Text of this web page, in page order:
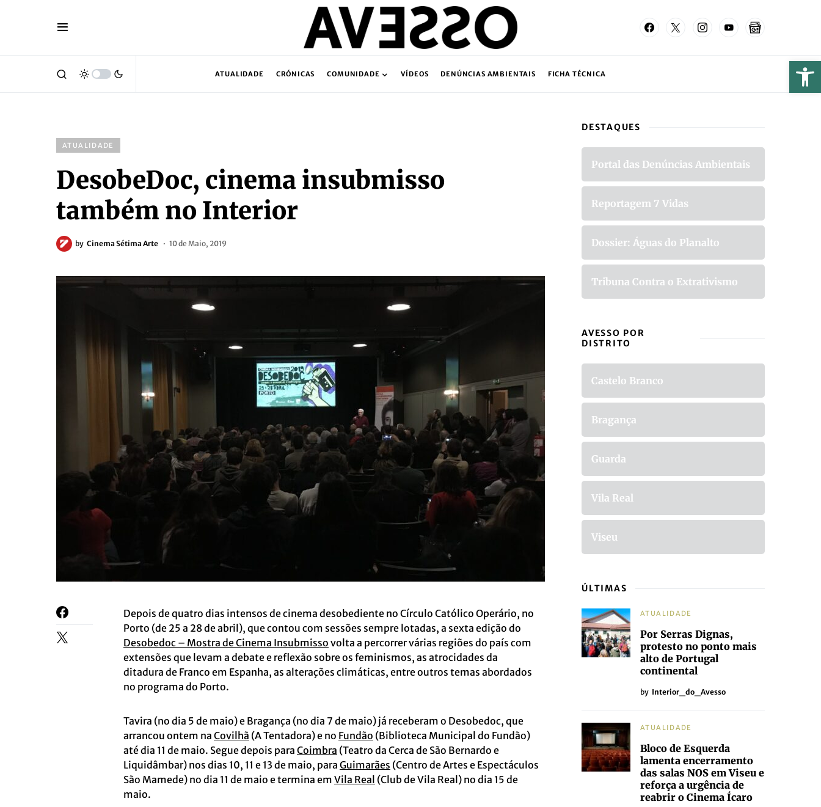
ATUALIDADE CRÓNICAS COMUNIDADE VÍDEOS DENÚNCIAS AMBIENTAIS FICHA TÉCNICA
ATUALIDADE
DesobeDoc, cinema insubmisso
também no Interior
by Cinema Sétima Arte 10 de Maio, 2019
Depois de quatro dias intensos de cinema desobediente no Círculo Católico Operário, no
Porto (de 25 a 28 de abril), que contou com sessões sempre lotadas, a sexta edição do
Desobedoc – Mostra de Cinema Insubmisso volta a percorrer várias regiões do país com
extensões que levam a debate e reflexão sobre os feminismos, as atrocidades da
ditadura de Franco em Espanha, as alterações climáticas, entre outros temas abordados
no programa do Porto.
Tavira (no dia 5 de maio) e Bragança (no dia 7 de maio) já receberam o Desobedoc, que
arrancou ontem na Covilhã (A Tentadora) e no Fundão (Biblioteca Municipal do Fundão)
até dia 11 de maio. Segue depois para Coimbra (Teatro da Cerca de São Bernardo e
Liquidâmbar) nos dias 10, 11 e 13 de maio, para Guimarães (Centro de Artes e Espectáculos
São Mamede) no dia 11 de maio e termina em Vila Real (Club de Vila Real) no dia 15 de
maio.
DESTAQUES
Portal das Denúncias Ambientais
Reportagem 7 Vidas
Dossier: Águas do Planalto
Tribuna Contra o Extrativismo
AVESSO POR
DISTRITO
Castelo Branco
Bragança
Guarda
Vila Real
Viseu
ÚLTIMAS
ATUALIDADE
Por Serras Dignas,
protesto no ponto mais
alto de Portugal
continental
by Interior_do_Avesso
ATUALIDADE
Bloco de Esquerda
lamenta encerramento
das salas NOS em Viseu e
reforça a urgência de
reabrir o Cinema Ícaro